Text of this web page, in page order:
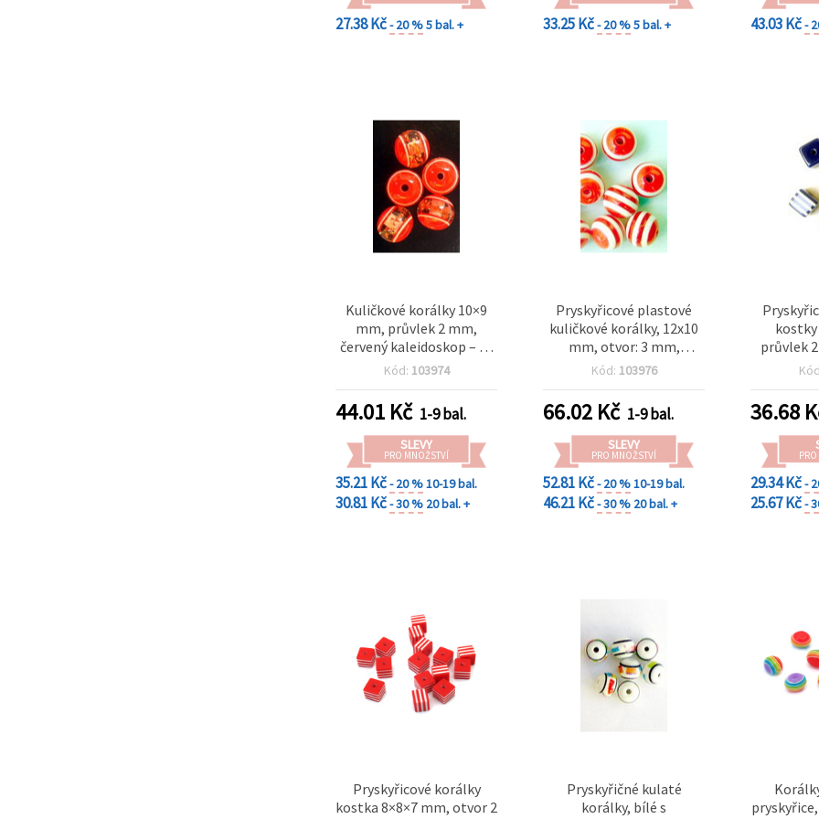
27.38 Kč- 20 %5 bal. + 33.25 Kč- 20 %5 bal. + 43.03 Kč-
Kuličkové korálky 10×9
mm, průvlek 2 mm,
červený kaleidoskop – 50
ks
Kód: 103974
44.01 Kč 1-9 bal.
SLEVY
PRO MNOŽSTVÍ
35.21 Kč- 20 %10-19 bal.
30.81 Kč- 30 % 20 bal. +
Pryskyřicové plastové
kuličkové korálky, 12x10
mm, otvor: 3 mm,
červené s bílými proužky –
Kód: 103976
66.02 Kč 1-9 bal.
SLEVY
PRO MNOŽSTVÍ
52.81 Kč- 20 %10-19 bal.
46.21 Kč- 30 % 20 bal. +
kostky
průvlek
bílými
36.68
29.34 Kč-
25.67 Kč-
Pryskyřicové korálky
kostka 8×8×7 mm, otvor 2
Pryskyřičné kulaté
korálky, bílé s